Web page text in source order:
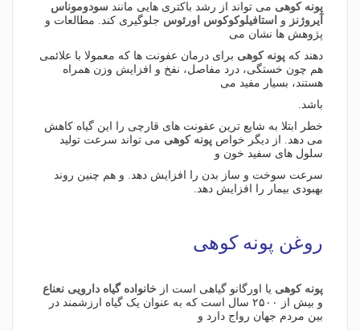
پونه کوهی می تواند از رشد باکتری هایی مانند سودوموناس
آیروژنز و استافیلوکوکوس اورئوس جلوگیری کند. مطالعات و
پژوهش ها نشان می
دهند که پونه کوهی برای درمان عفونت ها که معمولا با علائمی
هم چون خستگی، درد مفاصل، نفخ و افزایش وزن همراه
هستند، بسیار مفید می
باشد.
خطر ابتلا به شایع ترین عفونت های قارچی را این گیاه کاهش
می دهد. از دیگر خواص پونه کوهی می تواند سرعت تولید
سلول های سفید خون و
سرعت سوخت و ساز بدن را افزایش دهد. و هم چنین روند
بهبودی بیمار را افزایش دهد.
روغن پونه کوهی
پونه کوهی یا اورگانو گیاهی است از خانواده گیاه دارویی نعناع
و بیش از ۲۵۰۰ سال است که به عنوان یک گیاه ارزشمند در
بین مردم جهان رواج دارد و